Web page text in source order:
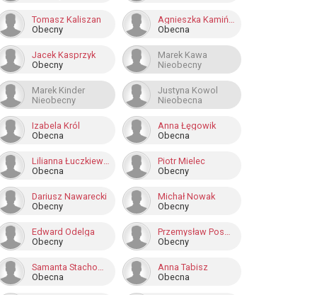
Tomasz Kaliszan
Obecny
Agnieszka Kamińska
Obecna
Jacek Kasprzyk
Obecny
Marek Kawa
Nieobecny
Marek Kinder
Nieobecny
Justyna Kowol
Nieobecna
Izabela Król
Obecna
Anna Łęgowik
Obecna
Lilianna Łuczkiewicz
Obecna
Piotr Mielec
Obecny
Dariusz Nawarecki
Obecny
Michał Nowak
Obecny
Edward Odelga
Obecny
Przemysław Pospieszyński
Obecny
Samanta Stachowicz
Obecna
Anna Tabisz
Obecna